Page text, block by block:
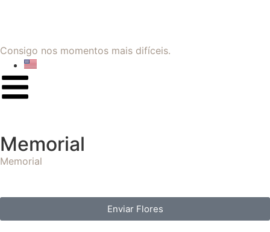
Consigo nos momentos mais difíceis.
Memorial
Memorial
Enviar Flores